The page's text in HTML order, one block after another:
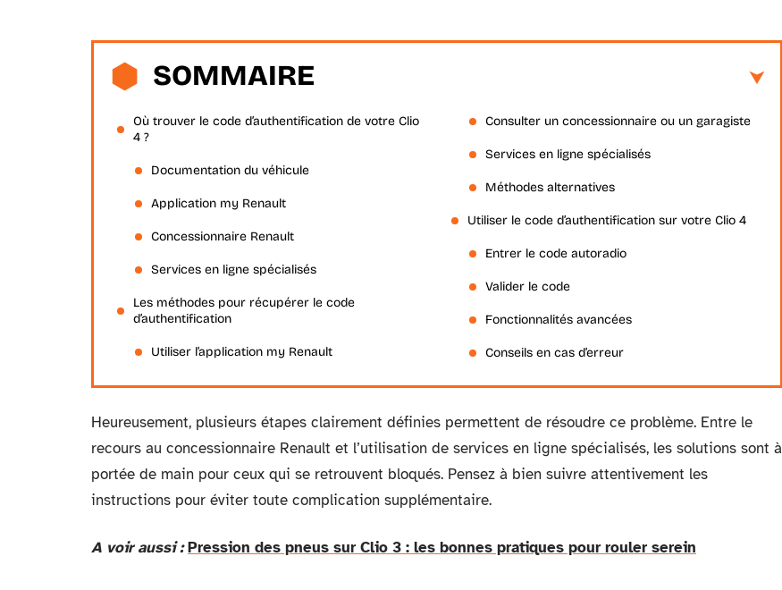
SOMMAIRE
Où trouver le code d’authentification de votre Clio
4 ?
Documentation du véhicule
Application my Renault
Concessionnaire Renault
Services en ligne spécialisés
Les méthodes pour récupérer le code
d’authentification
Utiliser l’application my Renault
Consulter un concessionnaire ou un garagiste
Services en ligne spécialisés
Méthodes alternatives
Utiliser le code d’authentification sur votre Clio 4
Entrer le code autoradio
Valider le code
Fonctionnalités avancées
Conseils en cas d’erreur
Heureusement, plusieurs étapes clairement définies permettent de résoudre ce problème. Entre le
recours au concessionnaire Renault et l’utilisation de services en ligne spécialisés, les solutions sont à
portée de main pour ceux qui se retrouvent bloqués. Pensez à bien suivre attentivement les
instructions pour éviter toute complication supplémentaire.
A voir aussi : Pression des pneus sur Clio 3 : les bonnes pratiques pour rouler serein